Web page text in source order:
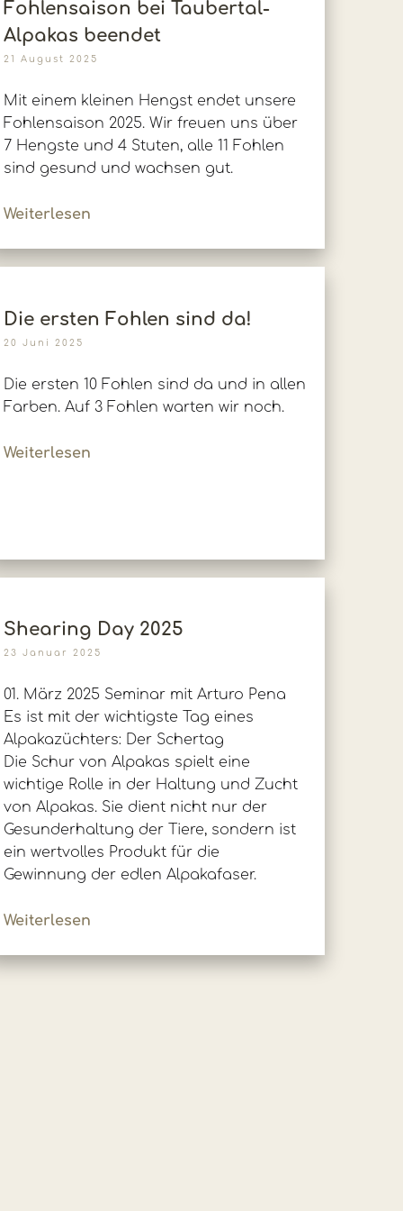
Fohlensaison bei Taubertal-
Alpakas beendet
21 August 2025
Mit einem kleinen Hengst endet unsere
Fohlensaison 2025. Wir freuen uns über
7 Hengste und 4 Stuten, alle 11 Fohlen
sind gesund und wachsen gut.
Weiterlesen
Die ersten Fohlen sind da!
20 Juni 2025
Die ersten 10 Fohlen sind da und in allen
Farben. Auf 3 Fohlen warten wir noch.
Weiterlesen
Shearing Day 2025
23 Januar 2025
01. März 2025 Seminar mit Arturo Pena
Es ist mit der wichtigste Tag eines
Alpakazüchters: Der Schertag
Die Schur von Alpakas spielt eine
wichtige Rolle in der Haltung und Zucht
von Alpakas. Sie dient nicht nur der
Gesunderhaltung der Tiere, sondern ist
ein wertvolles Produkt für die
Gewinnung der edlen Alpakafaser.
Weiterlesen